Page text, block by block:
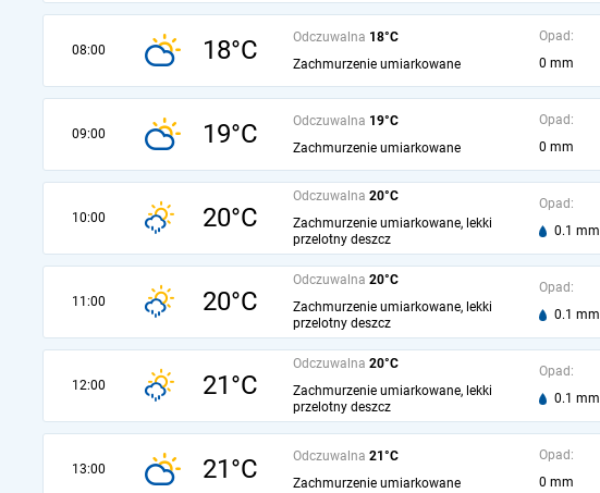
08:00 18°C Odczuwalna 18°C
Zachmurzenie umiarkowane
Opad:
0 mm
09:00 19°C Odczuwalna 19°C
Zachmurzenie umiarkowane
Opad:
0 mm
10:00 20°C
Odczuwalna 20°C
Zachmurzenie umiarkowane, lekki
przelotny deszcz
Opad:
0.1 mm
11:00 20°C
Odczuwalna 20°C
Zachmurzenie umiarkowane, lekki
przelotny deszcz
Opad:
0.1 mm
12:00 21°C
Odczuwalna 20°C
Zachmurzenie umiarkowane, lekki
przelotny deszcz
Opad:
0.1 mm
13:00 21°C Odczuwalna 21°C
Zachmurzenie umiarkowane
Opad:
0 mm